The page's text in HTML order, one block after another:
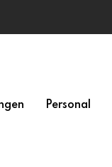
Personal